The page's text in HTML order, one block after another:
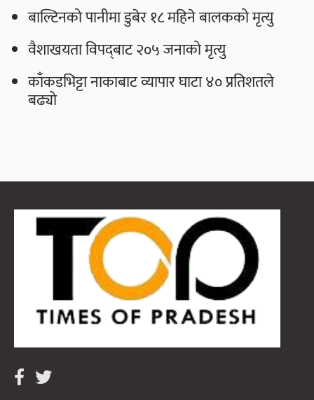
बाल्टिनको पानीमा डुबेर १८ महिने बालकको मृत्यु
वैशाखयता विपद्‌बाट २०५ जनाको मृत्यु
काँकडभिट्टा नाकाबाट व्यापार घाटा ४० प्रतिशतले
बढ्यो